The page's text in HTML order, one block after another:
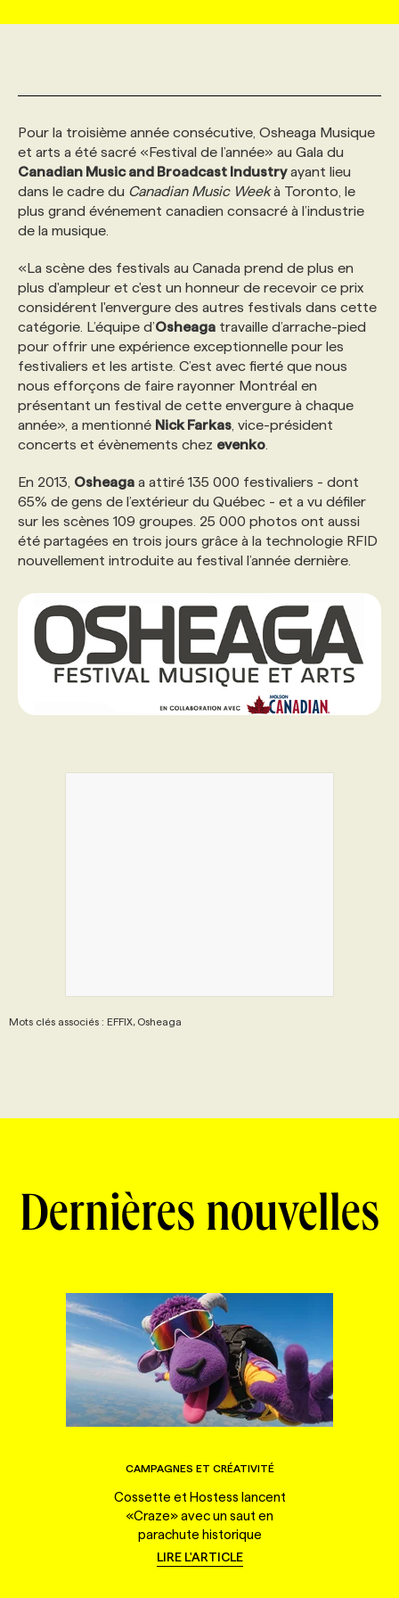
INITIATIVES NUMÉRIQUES
PRIX ET DISTINCTIONS
TENDANCES
MARKETING DURABLE
GEO/SEO
ÉVÉNEMENTIEL
NOS AUTEUR‧RICES
ANNONCEZ AVEC NOUS
PROFIL ENTREPRISE
FAQ
ANNONCEZ AVEC NOUS
PROFIL CANDIDAT
ANNONCEZ AVEC NOUS
NOS PARCOURS DE FORMATIONS
FORMATIONS PERSONNALISÉES
NOS FORMATEUR‧RICES
POURQUOI CHOISIR NOS FORMATIONS
NOS TARIFS
PROGRAMMES DE SUBVENTIONS
FAQ
ANNONCEZ AVEC NOUS
SERVICE DE CHASSE DE TÊTE
NOS TARIFS
NOS EXPERTISES
FAQ
ANNONCEZ AVEC NOUS
Pour la troisième année consécutive, Osheaga Musique
et arts a été sacré «Festival de l’année» au Gala du
Canadian Music and Broadcast Industryayant lieu
dans le cadre du Canadian Music Weekà Toronto, le
plus grand événement canadien consacré à l’industrie
de la musique.
«La scène des festivals au Canada prend de plus en
plus d'ampleur et c'est un honneur de recevoir ce prix
considérent l'envergure des autres festivals dans cette
catégorie. L’équipe d’Osheaga travaille d’arrache-pied
pour offrir une expérience exceptionnelle pour les
festivaliers et les artiste. C’est avec fierté que nous
nous efforçons de faire rayonner Montréal en
présentant un festival de cette envergure à chaque
année», a mentionné Nick Farkas , vice-président
concerts et évènements chez evenko
En 2013, Osheaga a attiré 135 000 festivaliers - dont
65% de gens de l’extérieur du Québec - et a vu défiler
sur les scènes 109 groupes. 25 000 photos ont aussi
été partagées en trois jours grâce à la technologie RFID
nouvellement introduite au festival l’année dernière.
Mots clés associés : EFFIX, Osheaga
Dernières nouvelles
CAMPAGNES ET CRÉATIVITÉ
Cossette et Hostess lancent
«Craze» avec un saut en
parachute historique
LIRE L'ARTICLE